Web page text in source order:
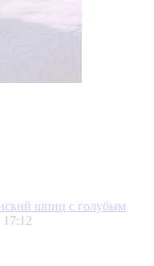
шпиц с голубым